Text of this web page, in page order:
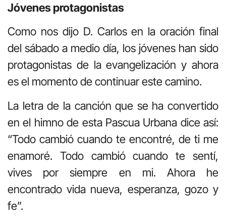
Jóvenes protagonistas
Como nos dijo D. Carlos en la oración final
del sábado a medio día, los jóvenes han sido
protagonistas de la evangelización y ahora
es el momento de continuar este camino.
La letra de la canción que se ha convertido
en el himno de esta Pascua Urbana dice así:
“Todo cambió cuando te encontré, de ti me
enamoré. Todo cambió cuando te sentí,
vives por siempre en mi. Ahora he
encontrado vida nueva, esperanza, gozo y
fe”.